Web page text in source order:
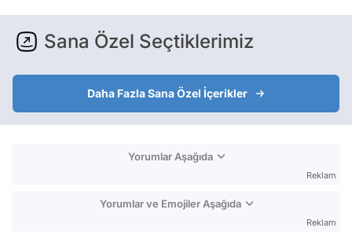
Sana Özel Seçtiklerimiz
Daha Fazla Sana Özel İçerikler
Yorumlar Aşağıda
Reklam
Yorumlar ve Emojiler Aşağıda
Reklam